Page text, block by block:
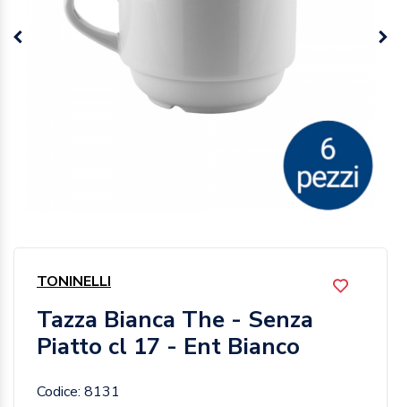
TONINELLI
Tazza Bianca The - Senza
Piatto cl 17 - Ent Bianco
Codice: 8131